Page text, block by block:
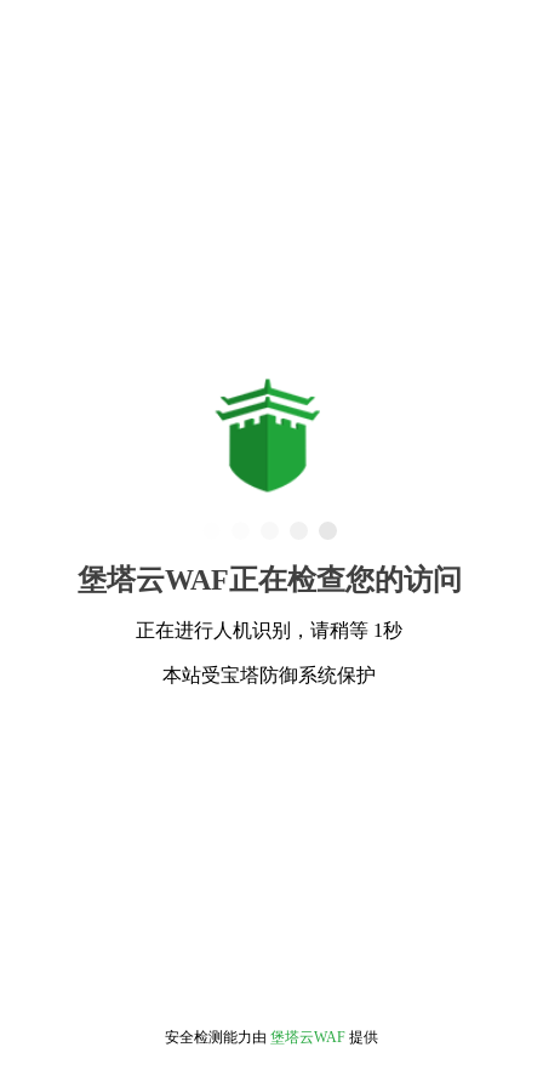
堡塔云WAF正在检查您的访问
正在进行人机识别，请稍等 1秒
本站受宝塔防御系统保护
安全检测能力由 堡塔云WAF 提供